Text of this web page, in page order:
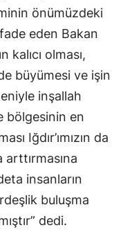
önümüzdeki
eden Bakan
kalıcı olması,
büyümesi ve işin
inşallah
bölgesinin en
Iğdır’ımızın da
insanların
buluşma
dedi.